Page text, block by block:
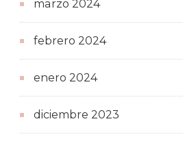
marzo 2024
febrero 2024
enero 2024
diciembre 2023